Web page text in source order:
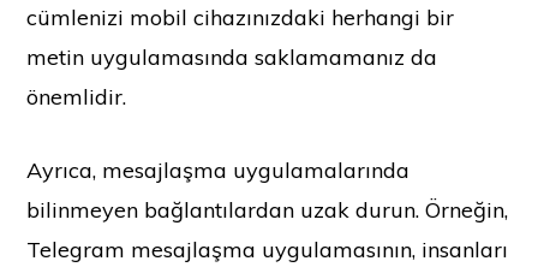
cümlenizi mobil cihazınızdaki herhangi bir
metin uygulamasında saklamamanız da
önemlidir.
Ayrıca, mesajlaşma uygulamalarında
bilinmeyen bağlantılardan uzak durun. Örneğin,
Telegram mesajlaşma uygulamasının, insanları